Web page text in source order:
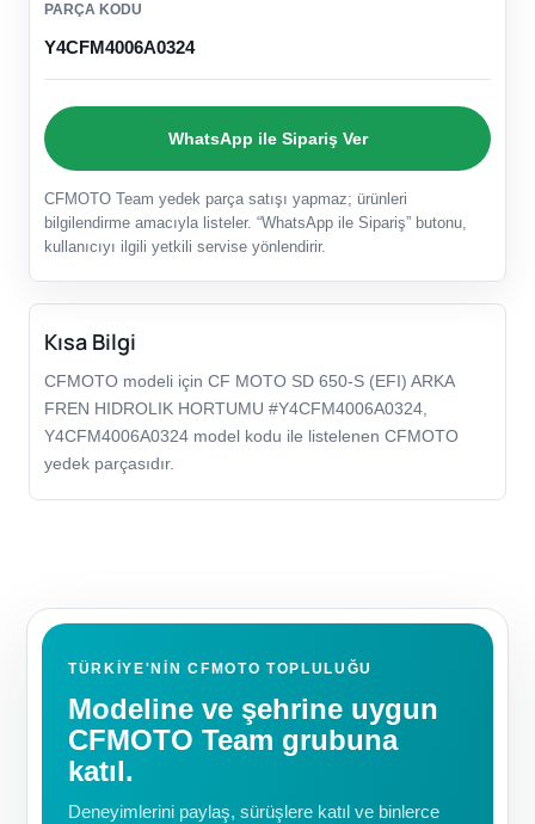
PARÇA KODU
Y4CFM4006A0324
WhatsApp ile Sipariş Ver
CFMOTO Team yedek parça satışı yapmaz; ürünleri
bilgilendirme amacıyla listeler. “WhatsApp ile Sipariş” butonu,
kullanıcıyı ilgili yetkili servise yönlendirir.
Kısa Bilgi
CFMOTO modeli için CF MOTO SD 650-S (EFI) ARKA
FREN HIDROLIK HORTUMU #Y4CFM4006A0324,
Y4CFM4006A0324 model kodu ile listelenen CFMOTO
yedek parçasıdır.
TÜRKIYE'NIN CFMOTO TOPLULUĞU
Modeline ve şehrine uygun
CFMOTO Team grubuna
katıl.
Deneyimlerini paylaş, sürüşlere katıl ve binlerce